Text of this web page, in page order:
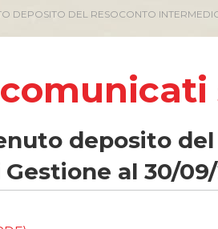
societari
disponibile
DEPOSITO DEL RESOCONTO
deposito
al 30/09/